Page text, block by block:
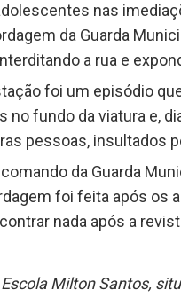
nas
da Guarda
a rua e
foi um episódio
no fundo da viatura e,
pessoas, insultados
da Guarda
foi feita após
nada após a
Milton Santos,